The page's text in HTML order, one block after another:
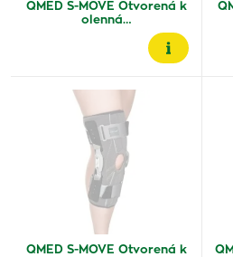
QMED S-MOVE Otvorená k
olenná…
QMED S-MOVE Otvorená k